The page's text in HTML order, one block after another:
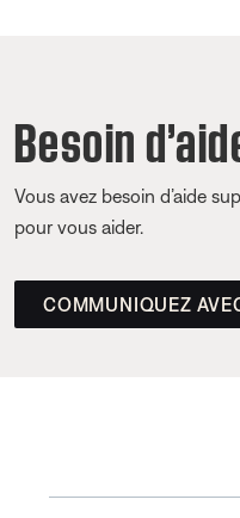
Besoin
Vous avez besoin d’aide
pour vous aider.
COMMUNIQUEZ